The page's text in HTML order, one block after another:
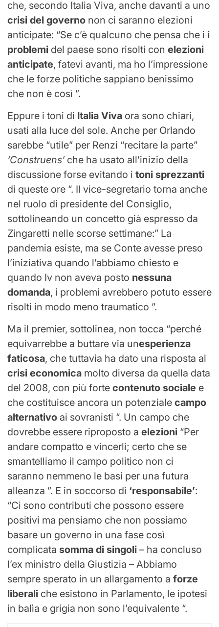
che, secondo Italia Viva, anche davanti a uno
crisi del governo non ci saranno elezioni
anticipate: “Se c’è qualcuno che pensa che i i
problemi del paese sono risolti con elezioni
anticipate, fatevi avanti, ma ho l’impressione
che le forze politiche sappiano benissimo
che non è così ”.
Eppure i toni di Italia Viva ora sono chiari,
usati alla luce del sole. Anche per Orlando
sarebbe “utile” per Renzi “recitare la parte”
‘Construens’che ha usato all’inizio della
discussione forse evitando i toni sprezzanti
di queste ore “. Il vice-segretario torna anche
nel ruolo di presidente del Consiglio,
sottolineando un concetto già espresso da
Zingaretti nelle scorse settimane:” La
pandemia esiste, ma se Conte avesse preso
l’iniziativa quando l’abbiamo chiesto e
quando Iv non aveva posto nessuna
domanda, i problemi avrebbero potuto essere
risolti in modo meno traumatico ”.
Ma il premier, sottolinea, non tocca “perché
equivarrebbe a buttare via unesperienza
faticosa, che tuttavia ha dato una risposta al
crisi economica molto diversa da quella data
del 2008, con più forte contenuto sociale e
che costituisce ancora un potenziale campo
alternativo ai sovranisti “. Un campo che
dovrebbe essere riproposto a elezioni “Per
andare compatto e vincerli; certo che se
smantelliamo il campo politico non ci
saranno nemmeno le basi per una futura
alleanza ”. E in soccorso di ‘responsabile’:
“Ci sono contributi che possono essere
positivi ma pensiamo che non possiamo
basare un governo in una fase così
complicata somma di singoli – ha concluso
l’ex ministro della Giustizia – Abbiamo
sempre sperato in un allargamento a forze
liberali che esistono in Parlamento, le ipotesi
in balìa e grigia non sono l’equivalente “.